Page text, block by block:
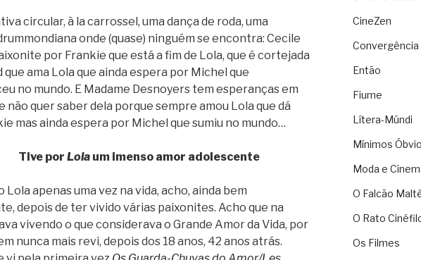
circular, à la carrossel, uma dança de roda, uma
onde (quase) ninguém se encontra: Cecile
por Frankie que está a fim de Lola, que é cortejada
que ama Lola que ainda espera por Michel que
no mundo. E Madame Desnoyers tem esperanças em
não quer saber dela porque sempre amou Lola que dá
mas ainda espera por Michel que sumiu no mundo…
Tive porLola um imenso amor adolescente
Lola apenas uma vez na vida, acho, ainda bem
depois de ter vivido várias paixonites. Acho que na
vivendo o que considerava o Grande Amor da Vida, por
nunca mais revi, depois dos 18 anos, 42 anos atrás.
CineZen
Convergência
Então
Fiume
Lítera-Múndi
Mínimos
Moda e
O Falcão
O Rato
Os Filmes